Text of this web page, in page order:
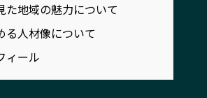
ら探す
た地域の魅力について
る人材像について
ィール